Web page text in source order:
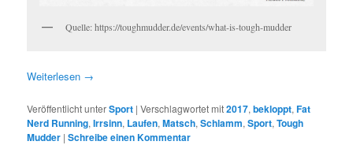
Quelle: https://toughmudder.de/events/what-is-tough-mudder
Weiterlesen →
Veröffentlicht unterSport |Verschlagwortet mit2017,bekloppt,Fat
Nerd Running,Irrsinn, Laufen,Matsch,Schlamm,Sport,Tough
Mudder |Schreibe einen Kommentar